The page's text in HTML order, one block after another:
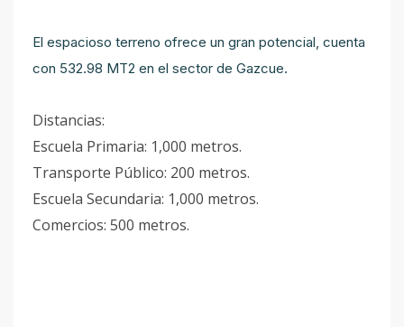
El espacioso terreno ofrece un gran potencial, cuenta
con 532.98 MT2 en el sector de Gazcue.
Distancias:
Escuela Primaria: 1,000 metros.
Transporte Público: 200 metros.
Escuela Secundaria: 1,000 metros.
Comercios: 500 metros.